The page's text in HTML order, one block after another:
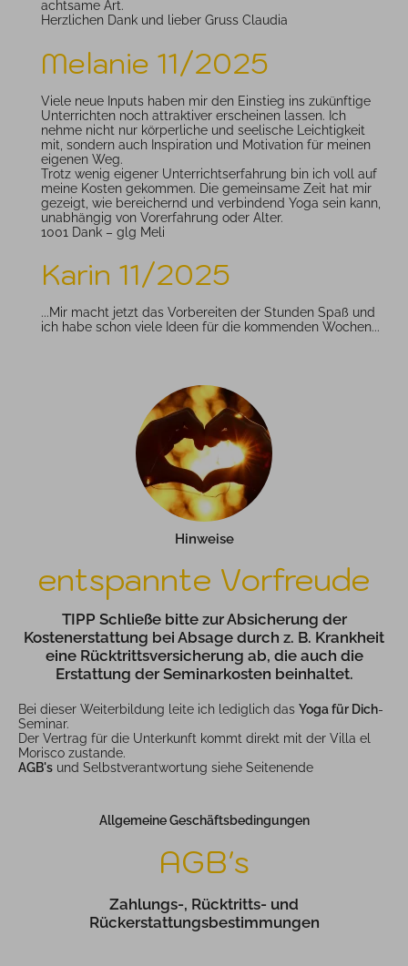
achtsame Art.
Herzlichen Dank und lieber Gruss Claudia
Melanie 11/2025
Viele neue Inputs haben mir den Einstieg ins zukünftige
Unterrichten noch attraktiver erscheinen lassen. Ich
nehme nicht nur körperliche und seelische Leichtigkeit
mit, sondern auch Inspiration und Motivation für meinen
eigenen Weg.
Trotz wenig eigener Unterrichtserfahrung bin ich voll auf
meine Kosten gekommen. Die gemeinsame Zeit hat mir
gezeigt, wie bereichernd und verbindend Yoga sein kann,
unabhängig von Vorerfahrung oder Alter.
1001 Dank – glg Meli
Karin 11/2025
...Mir macht jetzt das Vorbereiten der Stunden Spaß und
ich habe schon viele Ideen für die kommenden Wochen...
Hinweise
entspannte Vorfreude
TIPP Schließe bitte zur Absicherung der
Kostenerstattung bei Absage durch z. B. Krankheit
eine Rücktrittsversicherung ab, die auch die
Erstattung der Seminarkosten beinhaltet.
Bei dieser Weiterbildung leite ich lediglich das Yoga für Dich-
Seminar.
Der Vertrag für die Unterkunft kommt direkt mit der Villa el
Morisco zustande.
AGB's und Selbstverantwortung siehe Seitenende
Allgemeine Geschäftsbedingungen
AGB's
Zahlungs-, Rücktritts- und
Rückerstattungsbestimmungen